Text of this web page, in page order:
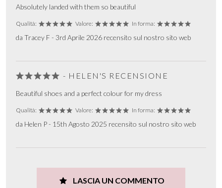
Absolutely landed with them so beautiful
Qualità: Valore: In forma:
da Tracey F - 3rd Aprile 2026 recensito sul nostro sito web
- HELEN'S RECENSIONE
Beautiful shoes and a perfect colour for my dress
Qualità: Valore: In forma:
da Helen P - 15th Agosto 2025 recensito sul nostro sito web
LASCIA UN COMMENTO